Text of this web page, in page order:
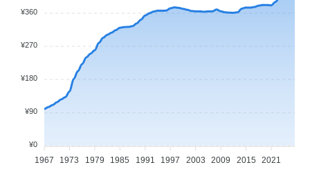
¥360
¥270
¥180
¥90
¥0
1967 1973 1979 1985 1991 1997 2003 2009 2015 2021